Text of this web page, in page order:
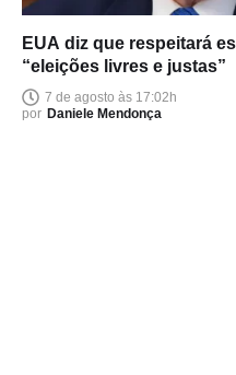
EUA diz que respeitará
“eleições livres e justas”
7 de agosto às 17:02h
por Daniele Mendonça